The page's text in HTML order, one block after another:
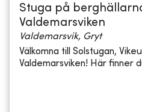
Stuga på
Valdemarsviken
Valdemarsvik, Gryt
Välkomna till Solstugan,
Valdemarsviken! Här finner